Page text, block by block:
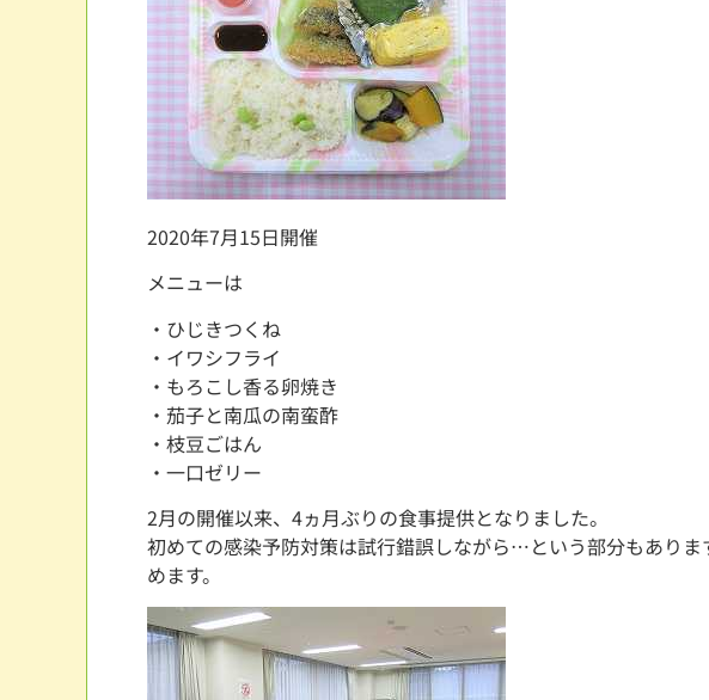
2020年7月15日開催
メニューは
・ひじきつくね
・イワシフライ
・もろこし香る卵焼き
・茄子と南瓜の南蛮酢
・枝豆ごはん
・一口ゼリー
2月の開催以来、4ヵ月ぶりの食事提供となりました。
初めての感染予防対策は試行錯誤しながら…という部分もあり
めます。